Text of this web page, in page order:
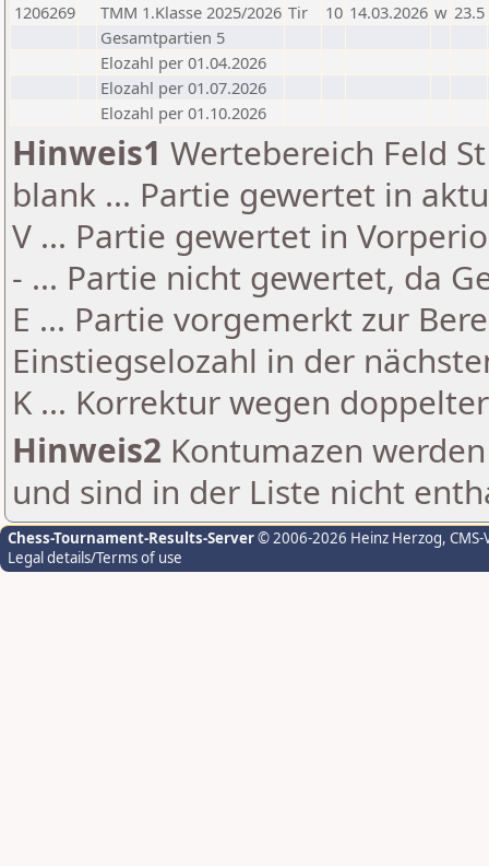
1206269
TMM 1.Klasse 2025/2026 Tir 10 14.03.2026 w 23.5
Gesamtpartien 5
Elozahl per 01.04.2026
Elozahl per 01.07.2026
Elozahl per 01.10.2026
Hinweis1 Wertebereich Feld
blank ... Partie gewertet in
V ... Partie gewertet in
- ... Partie nicht gewertet, da
E ... Partie vorgemerkt zur
Einstiegselozahl in der
K ... Korrektur wegen
Hinweis2 Kontumazen
und sind in der Liste nicht
Chess-Tournament-Results-Server© 2006-2026 Heinz Herzog,
Legal details/Terms of use